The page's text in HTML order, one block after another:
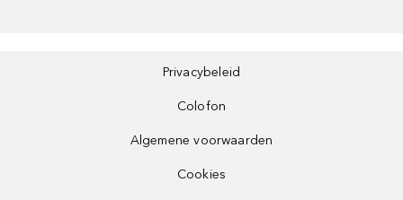
Privacybeleid
Colofon
Algemene voorwaarden
Cookies